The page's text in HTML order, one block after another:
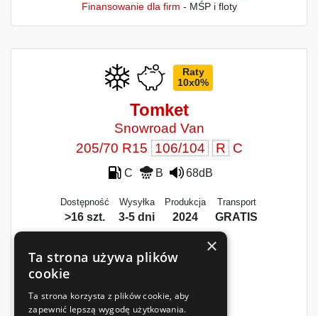
Finansowanie dla firm - MŚP i floty
Raty
10x0%
Tomket
Snowroad Van
205/70 R15 106/104 R C
C B 68dB
Dostępność
>16 szt.
Wysyłka
3-5 dni
Produkcja
2024
Transport
GRATIS
×
Ta strona używa plików
cookie
Ta strona korzysta z plików cookie, aby
zapewnić lepszą wygodę użytkowania.